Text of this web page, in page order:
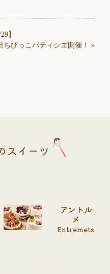
】
ちびっこパティシエ開催！
»
スイーツ
アントル
メ
Entremets